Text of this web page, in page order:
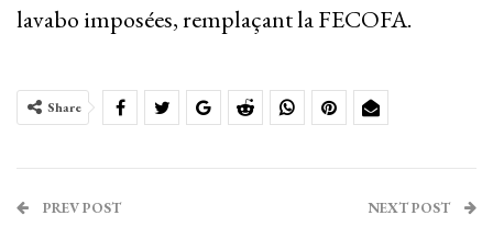
lavabo imposées, remplaçant la FECOFA.
Share
PREV POST NEXT POST